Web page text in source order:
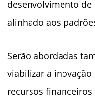
desenvolvimento
alinhado aos
Serão abordadas
viabilizar a
recursos